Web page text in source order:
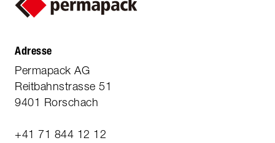
Adresse
Permapack AG
Reitbahnstrasse 51
9401 Rorschach
+41 71 844 12 12